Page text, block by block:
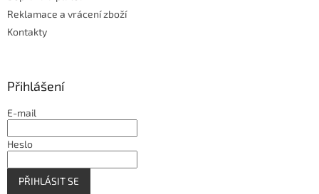
Reklamace a vrácení zboží
Kontakty
Přihlášení
E-mail
Heslo
PŘIHLÁSIT SE